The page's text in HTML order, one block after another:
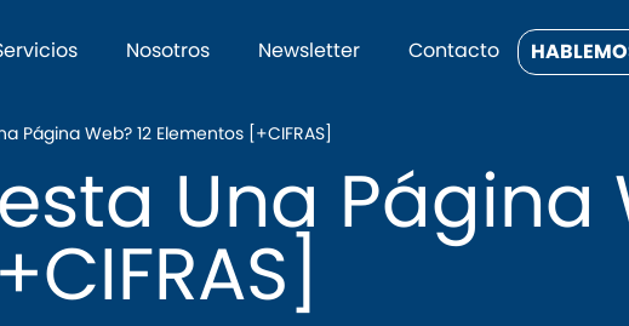
Nosotros Newsletter Contacto
Página Web? 12 Elementos [+CIFRAS]
Una Página